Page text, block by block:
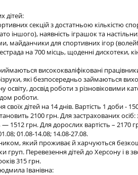
дітей:
секцій з достатньою кількістю
іншого), наявність іграшок та
майданчики для спортивних ігор
на 700 місць, щоденні дискотеки,
висококваліфіковані
які безпосередньо займаються
досвід роботи з різновіковими
роботи.
дітей на 14 днів. Вартість 1 доби -
2100 грн. Для застрахованих
1512 грн. Для дорослих вартість – 2170
01.08-14.08; 14.08-27.08.
який проживає й харчуються
груп. Перевезення дітей до Херсону і в
315 грн.
Іванівна: